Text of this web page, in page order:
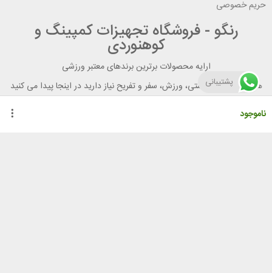
ناموجود
حریم خصوصی
رنگو - فروشگاه تجهیزات کمپینگ و
کوهنوردی
ارایه محصولات برترین برندهای معتبر ورزشی
هر آنچه برای تندرستی، ورزش، سفر و تفریح نیاز دارید در اینجا پیدا می کنید
پشتیبانی